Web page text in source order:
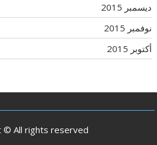
ديسمبر 2015
نوفمبر 2015
أكتوبر 2015
© All rights reserved